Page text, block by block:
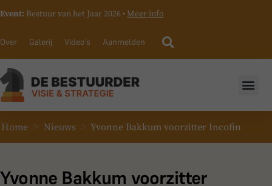
Event: Bestuur van het Jaar 2026 • Meer info
Over Galerij Video’s Aanmelden
Home > Nieuws > Yvonne Bakkum voorzitter Incofin
Yvonne Bakkum voorzitter